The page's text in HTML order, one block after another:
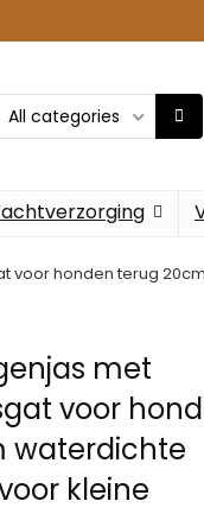
All categories
voor honden terug
met
voor
waterdichte
kleine